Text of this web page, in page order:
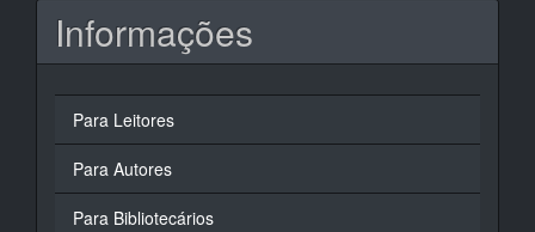
Informações
Para Leitores
Para Autores
Para Bibliotecários